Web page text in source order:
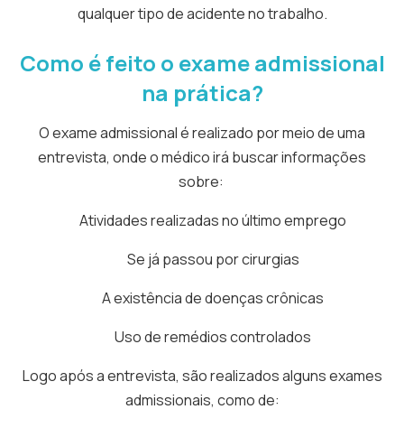
qualquer tipo de acidente no trabalho.
Como é feito o exame admissional
na prática?
O exame admissional é realizado por meio de uma
entrevista, onde o médico irá buscar informações
sobre:
Atividades realizadas no último emprego
Se já passou por cirurgias
A existência de doenças crônicas
Uso de remédios controlados
Logo após a entrevista, são realizados alguns exames
admissionais, como de: